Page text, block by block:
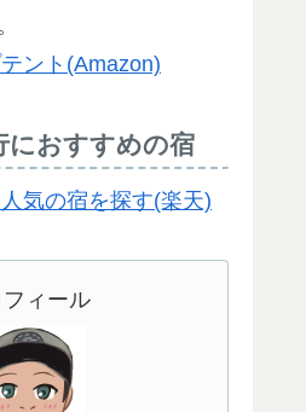
ント(Amazon)
におすすめの宿
気の宿を探す(楽天)
ィール